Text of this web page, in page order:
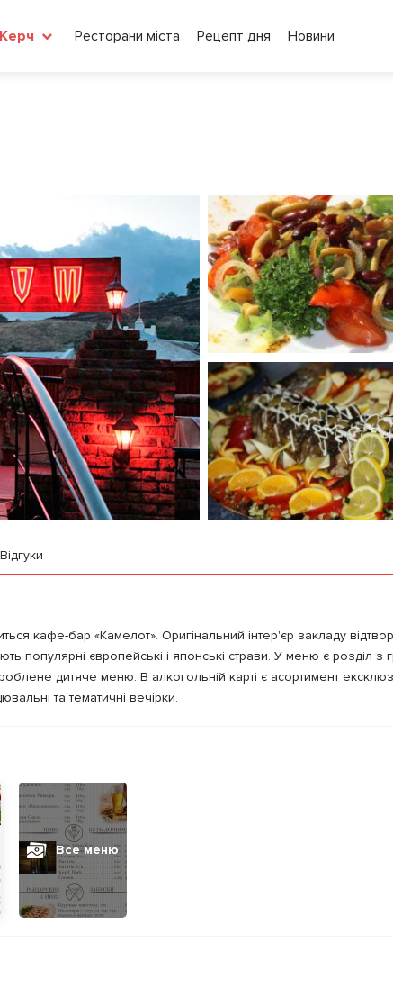
Керч Ресторани міста Рецепт дня Новини
Відгуки
кафе-бар «Камелот». Оригінальний інтер'єр закладу
популярні європейські і японські страви. У меню є розділ з
дитяче меню. В алкогольній карті є асортимент
та тематичні вечірки.
Все меню